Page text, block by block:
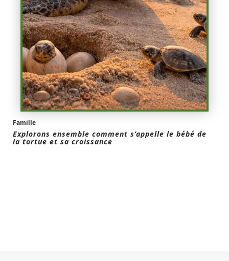
Famille
Explorons ensemble comment s’appelle le bébé de
la tortue et sa croissance